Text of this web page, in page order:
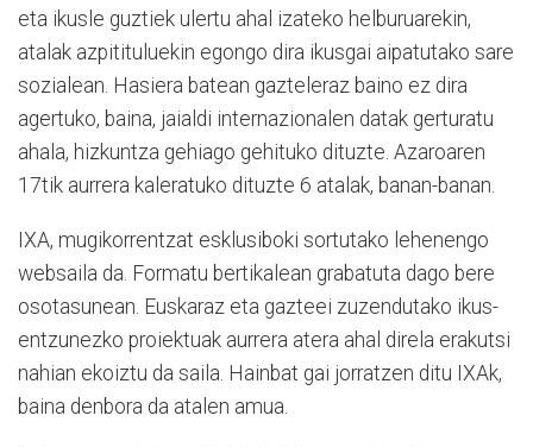
eta ikusle guztiek ulertu ahal izateko helburuarekin,
atalak azpitituluekin egongo dira ikusgai aipatutako sare
sozialean. Hasiera batean gazteleraz baino ez dira
agertuko, baina, jaialdi internazionalen datak gerturatu
ahala, hizkuntza gehiago gehituko dituzte. Azaroaren
17tik aurrera kaleratuko dituzte 6 atalak, banan-banan.
IXA, mugikorrentzat esklusiboki sortutako lehenengo
websaila da. Formatu bertikalean grabatuta dago bere
osotasunean. Euskaraz eta gazteei zuzendutako ikus-
entzunezko proiektuak aurrera atera ahal direla erakutsi
nahian ekoiztu da saila. Hainbat gai jorratzen ditu IXAk,
baina denbora da atalen amua.